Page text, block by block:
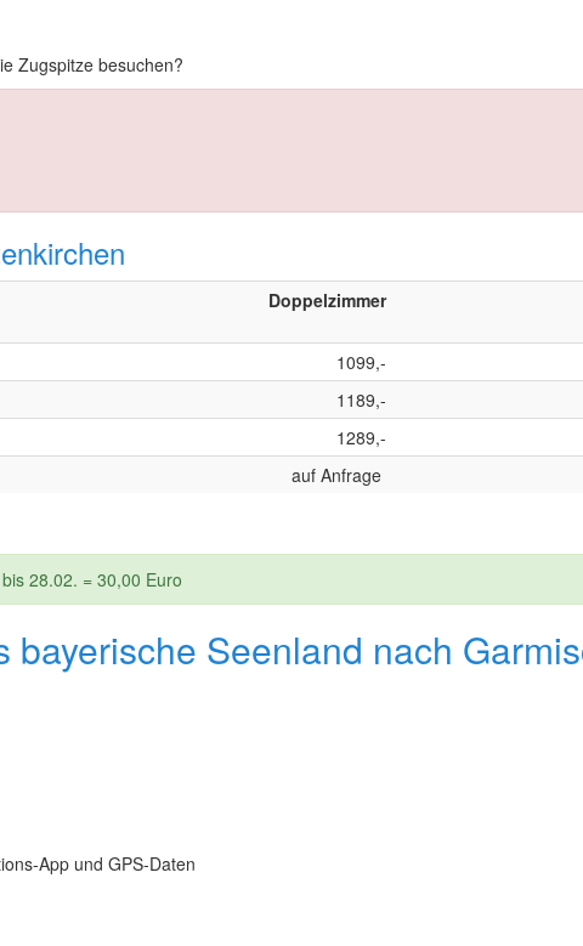
Zugspitze besuchen?
Doppelzimmer
1099,-
1189,-
1289,-
auf Anfrage
bis 28.02. = 30,00 Euro
Seenland nach
App und GPS-Daten